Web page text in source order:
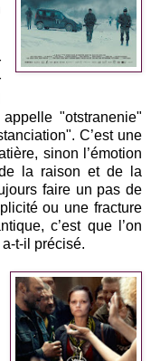
"otstranenie"
C’est une
sinon l’émotion
la raison et de la
faire un pas de
ou une fracture
c’est que l’on
t-il précisé.